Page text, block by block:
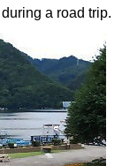
a road trip.